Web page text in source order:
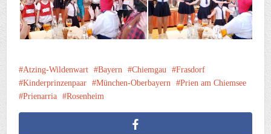
Atzing-Wildenwart Bayern Chiemgau
Frasdorf
Kinderprinzenpaar
München-Oberbayern
Prien am Chiemsee
Prienarria
Rosenheim